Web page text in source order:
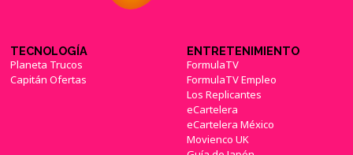
TECNOLOGÍA
Planeta Trucos
Capitán Ofertas
ENTRETENIMIENTO
FormulaTV
FormulaTV Empleo
Los Replicantes
eCartelera
eCartelera México
Movienco UK